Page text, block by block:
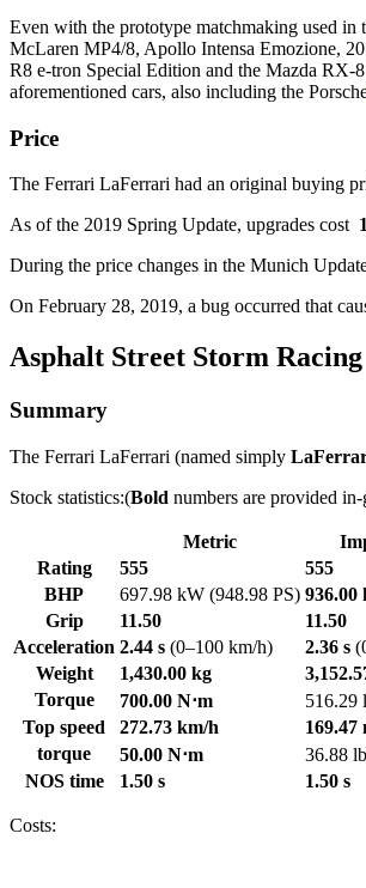
Even with the prototype matchmaking used
McLaren MP4/8, Apollo Intensa Emozione,
R8 e-tron Special Edition and the Mazda RX-
aforementioned cars, also including the
Price
The Ferrari LaFerrari had an original buying
As of the 2019 Spring Update, upgrades cost
During the price changes in the Munich
On February 28, 2019, a bug occurred that
Asphalt Street Storm Racing
Summary
The Ferrari LaFerrari (named simply
Stock statistics:(Bold numbers are provided
Metric
Rating
555
555
BHP
697.98 kW (948.98 PS) 936.00
Grip
11.50
11.50
Acceleration 2.44 s (0–100 km/h) 2.36 s
Weight
1,430.00 kg
Torque
700.00 N⋅m
516.29
Top speed
272.73 km/h
169.47
torque
50.00 N⋅m
36.88
NOS time
1.50 s 1.50 s
Costs: